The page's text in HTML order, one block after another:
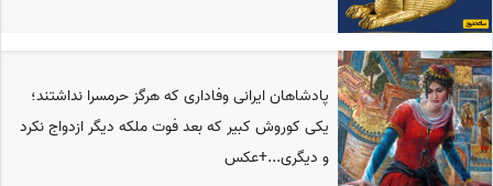
پادشاهان ایرانی وفاداری که هرگز حرمسرا نداشتند؛
یکی کوروش کبیر که بعد فوت ملکه دیگر ازدواج نکرد
و دیگری...+عکس